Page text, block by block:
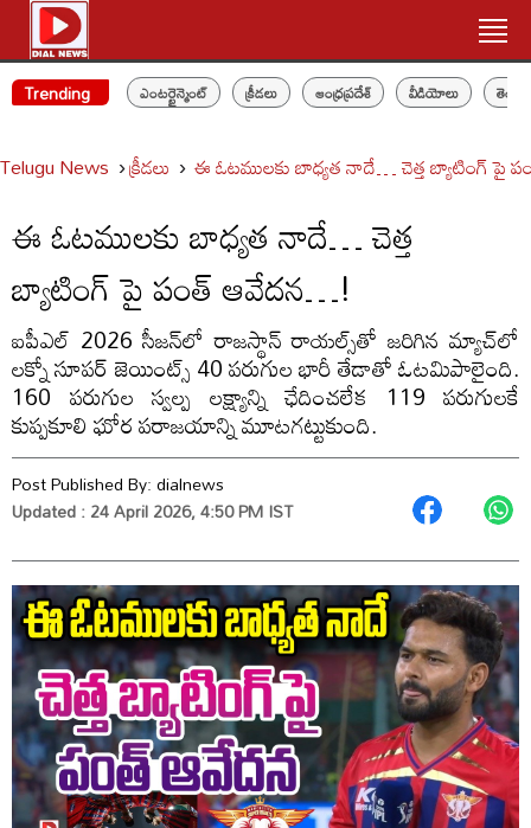
Trending ఎంటర్టైన్మెంట్ క్రీడలు ఆంధ్రప్రదేశ్ వీడియోలు
Telugu News క్రీడలు ఈ ఓటములకు బాధ్యత నాదే… చెత్త బ్యాటింగ్ పై
ఈ ఓటములకు బాధ్యత నాదే… చెత్త
బ్యాటింగ్ పై పంత్ ఆవేదన…!
ఐపీఎల్ 2026 సీజన్‌లో రాజస్థాన్ రాయల్స్‌తో జరిగిన మ్యాచ్‌లో
లక్నో సూపర్ జెయింట్స్ 40 పరుగుల భారీ తేడాతో ఓటమిపాలైంది.
160 పరుగుల స్వల్ప లక్ష్యాన్ని ఛేదించలేక 119 పరుగులకే
కుప్పకూలి ఘోర పరాజయాన్ని మూటగట్టుకుంది.
Post Published By:dialnews
Updated : 24 April 2026, 4:50 PM IST